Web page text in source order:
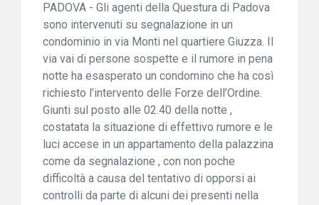
PADOVA - Gli agenti della Questura di Padova
sono intervenuti su segnalazione in un
condominio in via Monti nel quartiere Giuzza. Il
via vai di persone sospette e il rumore in pena
notte ha esasperato un condomino che ha così
richiesto l’intervento delle Forze dell’Ordine.
Giunti sul posto alle 02.40 della notte ,
costatata la situazione di effettivo rumore e le
luci accese in un appartamento della palazzina
come da segnalazione , con non poche
difficoltà a causa del tentativo di opporsi ai
controlli da parte di alcuni dei presenti nella